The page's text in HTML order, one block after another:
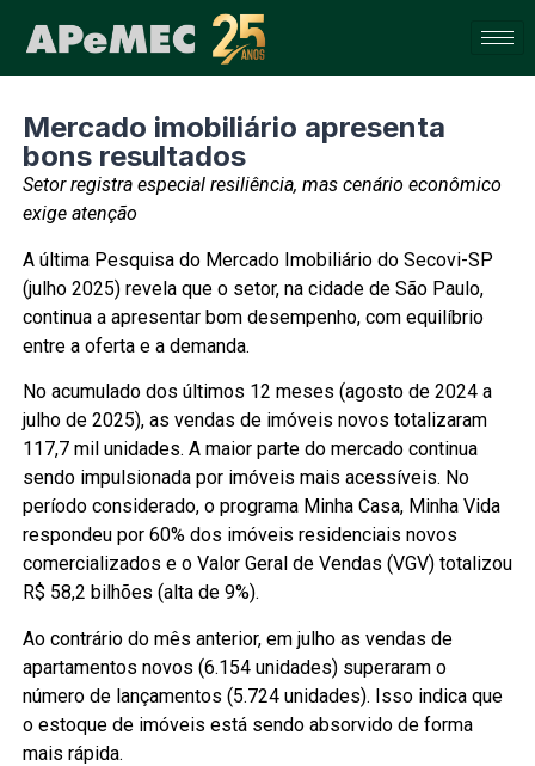
Mercado imobiliário apresenta
bons resultados
Setor registra especial resiliência, mas cenário econômico
exige atenção
A última Pesquisa do Mercado Imobiliário do Secovi-SP
(julho 2025) revela que o setor, na cidade de São Paulo,
continua a apresentar bom desempenho, com equilíbrio
entre a oferta e a demanda.
No acumulado dos últimos 12 meses (agosto de 2024 a
julho de 2025), as vendas de imóveis novos totalizaram
117,7 mil unidades. A maior parte do mercado continua
sendo impulsionada por imóveis mais acessíveis. No
período considerado, o programa Minha Casa, Minha Vida
respondeu por 60% dos imóveis residenciais novos
comercializados e o Valor Geral de Vendas (VGV) totalizou
R$ 58,2 bilhões (alta de 9%).
Ao contrário do mês anterior, em julho as vendas de
apartamentos novos (6.154 unidades) superaram o
número de lançamentos (5.724 unidades). Isso indica que
o estoque de imóveis está sendo absorvido de forma
mais rápida.